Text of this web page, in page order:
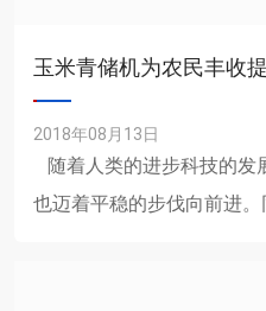
玉米青储机为农民丰收
2018年08月13日
随着人类的进步科技的发
也迈着平稳的步伐向前进